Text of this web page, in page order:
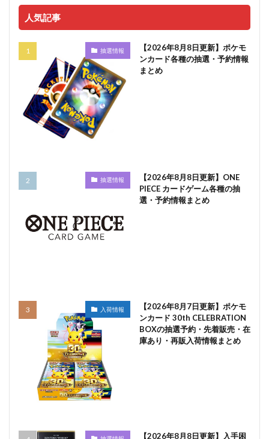
人気記事
抽選情報
【2026年8月8日更新】ポケモ
ンカード各種の抽選・予約情報
まとめ
抽選情報
【2026年8月8日更新】ONE
PIECE カードゲーム各種の抽
選・予約情報まとめ
入荷情報
【2026年8月7日更新】ポケモ
ンカード 30th CELEBRATION
BOXの抽選予約・先着販売・在
庫あり・再販入荷情報まとめ
【2026年8月8日更新】入手困